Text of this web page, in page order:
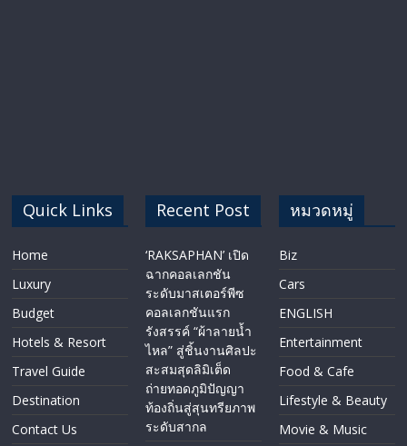
Quick Links
Home
Luxury
Budget
Hotels & Resort
Travel Guide
Destination
Contact Us
Recent Post
‘RAKSAPHAN’ เปิด
ฉากคอลเลกชัน
ระดับมาสเตอร์พีซ
คอลเลกชันแรก
รังสรรค์ “ผ้าลายน้ำ
ไหล” สู่ชิ้นงานศิลปะ
สะสมสุดลิมิเต็ด
ถ่ายทอดภูมิปัญญา
ท้องถิ่นสู่สุนทรียภาพ
ระดับสากล
หมวดหมู่
Biz
Cars
ENGLISH​
Entertainment
Food & Cafe
Lifestyle & Beauty
Movie & Music